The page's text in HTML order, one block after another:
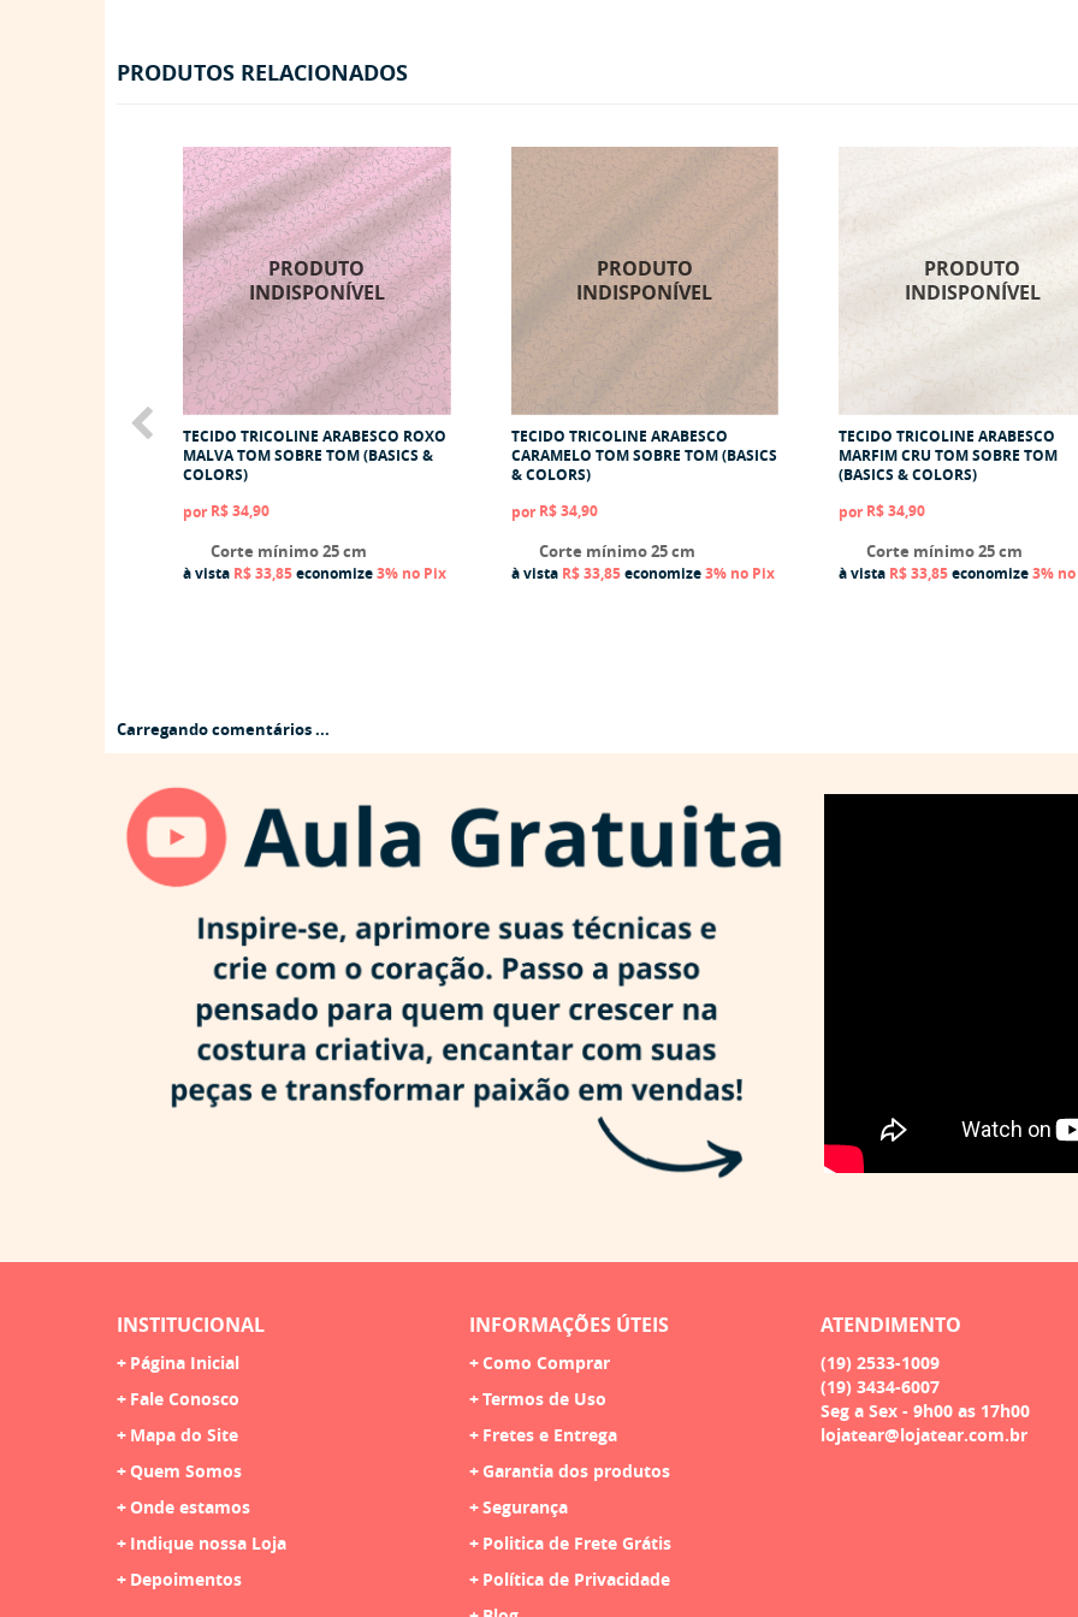
PRODUTOS RELACIONADOS
TECIDO TRICOLINE ARABESCO ROXO
MALVA TOM SOBRE TOM (BASICS &
COLORS)
por R$ 34,90
Corte mínimo 25 cm
à vista R$ 33,85economize3% no Pix
TECIDO TRICOLINE ARABESCO
CARAMELO TOM SOBRE TOM (BASICS
& COLORS)
por R$ 34,90
Corte mínimo 25 cm
à vista R$ 33,85economize3% no Pix
TECIDO TRICOLINE ARABESCO
MARFIM CRU TOM SOBRE TOM
(BASICS & COLORS)
por R$ 34,90
Corte mínimo 25 cm
à vista R$ 33,85economize3%
Carregando comentários ...
INSTITUCIONAL
Página Inicial
Fale Conosco
Mapa do Site
Quem Somos
Onde estamos
Indique nossa Loja
Depoimentos
INFORMAÇÕES ÚTEIS
Como Comprar
Termos de Uso
Fretes e Entrega
Garantia dos produtos
Segurança
Politica de Frete Grátis
Política de Privacidade
ATENDIMENTO
(19) 2533-1009
(19) 3434-6007
Seg a Sex - 9h00 as 17h00
lojatear@lojatear.com.br